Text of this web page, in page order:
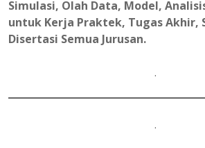
Simulasi, Olah Data, Model,
untuk Kerja Praktek, Tugas Akhir,
Disertasi Semua Jurusan.
.
.